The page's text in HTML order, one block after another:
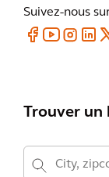
Suivez-nous
Trouver un